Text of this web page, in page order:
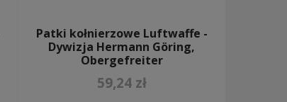
Patki kołnierzowe Luftwaffe -
Dywizja Hermann Göring,
Obergefreiter
59,24 zł